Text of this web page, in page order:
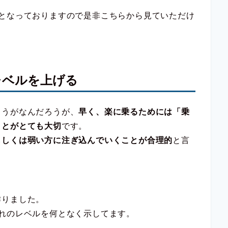
なっておりますので是非こちらから見ていただけ
ルを上げる
がなんだろうが、早く、楽に乗るためには「乗
がとても大切 です。
くは弱い方に注ぎ込んでいくことが合理的と言
ました。
レベルを何となく示してます。